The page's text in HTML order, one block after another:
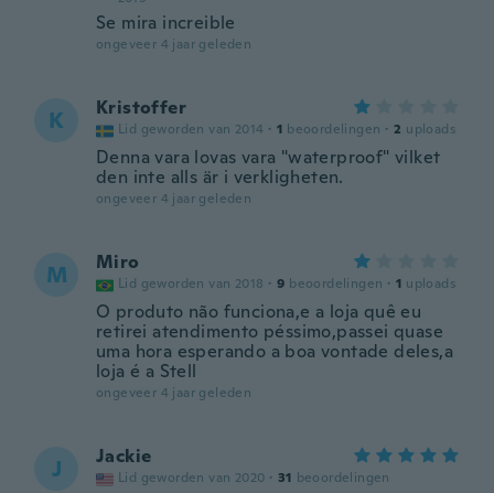
Se mira increible
ongeveer 4 jaar geleden
K Kristoffer
Lid geworden van 2014 · 1 beoordelingen · 2 uploads
Denna vara lovas vara "waterproof" vilket
den inte alls är i verkligheten.
ongeveer 4 jaar geleden
M Miro
Lid geworden van 2018 · 9 beoordelingen · 1 uploads
O produto não funciona,e a loja quê eu
retirei atendimento péssimo,passei quase
uma hora esperando a boa vontade deles,a
loja é a Stell
ongeveer 4 jaar geleden
J Jackie
Lid geworden van 2020 · 31 beoordelingen